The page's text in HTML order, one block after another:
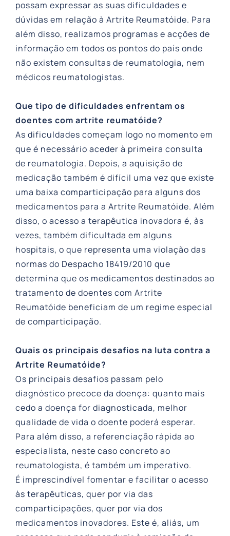
possam expressar as suas dificuldades e
dúvidas em relação à Artrite Reumatóide. Para
além disso, realizamos programas e acções de
informação em todos os pontos do país onde
não existem consultas de reumatologia, nem
médicos reumatologistas.
Que tipo de dificuldades enfrentam os
doentes com artrite reumatóide?
As dificuldades começam logo no momento em
que é necessário aceder à primeira consulta
de reumatologia. Depois, a aquisição de
medicação também é difícil uma vez que existe
uma baixa comparticipação para alguns dos
medicamentos para a Artrite Reumatóide. Além
disso, o acesso a terapêutica inovadora é, às
vezes, também dificultada em alguns
hospitais, o que representa uma violação das
normas do Despacho 18419/2010 que
determina que os medicamentos destinados ao
tratamento de doentes com Artrite
Reumatóide beneficiam de um regime especial
de comparticipação.
Quais os principais desafios na luta contra a
Artrite Reumatóide?
Os principais desafios passam pelo
diagnóstico precoce da doença: quanto mais
cedo a doença for diagnosticada, melhor
qualidade de vida o doente poderá esperar.
Para além disso, a referenciação rápida ao
especialista, neste caso concreto ao
reumatologista, é também um imperativo.
É imprescindível fomentar e facilitar o acesso
às terapêuticas, quer por via das
comparticipações, quer por via dos
medicamentos inovadores. Este é, aliás, um